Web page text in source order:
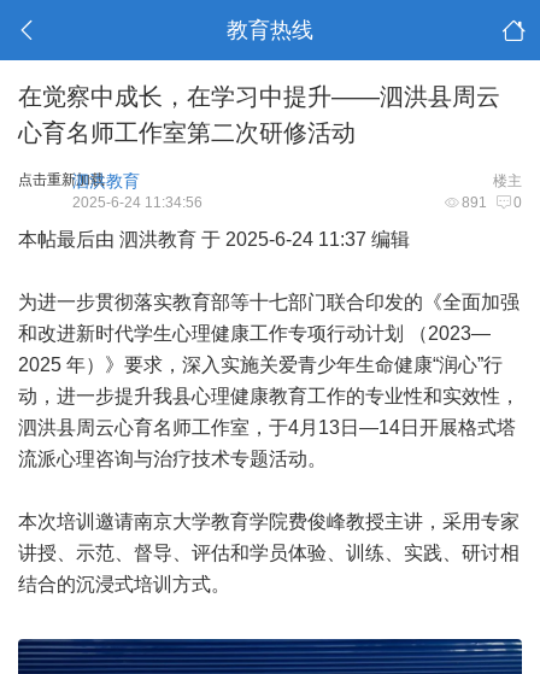
教育热线
在觉察中成长，在学习中提升——泗洪县周云
心育名师工作室第二次研修活动
点击重新加载 楼主
泗洪教育
891 0
2025-6-24 11:34:56
本帖最后由 泗洪教育 于 2025-6-24 11:37 编辑
为进一步贯彻落实教育部等十七部门联合印发的《全面加强
和改进新时代学生心理健康工作专项行动计划 （2023—
2025 年）》要求，深入实施关爱青少年生命健康“润心”行
动，进一步提升我县心理健康教育工作的专业性和实效性，
泗洪县周云心育名师工作室，于4月13日—14日开展格式塔
流派心理咨询与治疗技术专题活动。
本次培训邀请南京大学教育学院费俊峰教授主讲，采用专家
讲授、示范、督导、评估和学员体验、训练、实践、研讨相
结合的沉浸式培训方式。